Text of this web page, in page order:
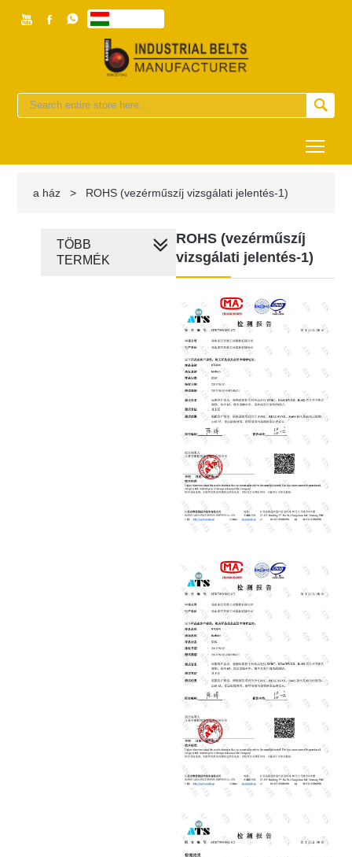
  

a ház > ROHS (vezérműszíj vizsgálati jelentés-1)
ROHS (vezérműszíj
vizsgálati jelentés-1)
TÖBB
TERMÉK